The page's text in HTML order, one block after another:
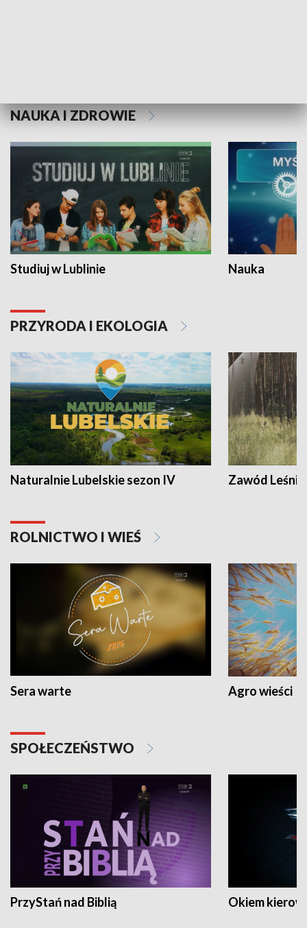
NAUKA I ZDROWIE
Studiuj w Lublinie Nauka
PRZYRODA I EKOLOGIA
Naturalnie Lubelskie sezon IV Zawód Leśnik
ROLNICTWO I WIEŚ
Sera warte Agro wieści
SPOŁECZEŃSTWO
PrzyStań nad Biblią Okiem